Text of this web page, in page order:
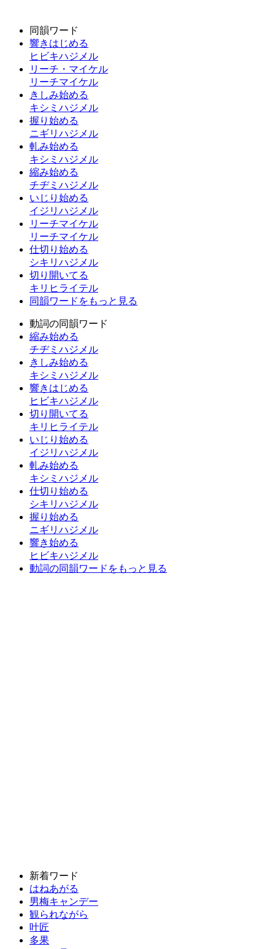
同韻ワード
響きはじめる
ヒビキハジメル
リーチ・マイケル
リーチマイケル
きしみ始める
キシミハジメル
握り始める
ニギリハジメル
軋み始める
キシミハジメル
縮み始める
チヂミハジメル
いじり始める
イジリハジメル
リーチマイケル
リーチマイケル
仕切り始める
シキリハジメル
切り開いてる
キリヒライテル
同韻ワードをもっと見る
動詞の同韻ワード
縮み始める
チヂミハジメル
きしみ始める
キシミハジメル
響きはじめる
ヒビキハジメル
切り開いてる
キリヒライテル
いじり始める
イジリハジメル
軋み始める
キシミハジメル
仕切り始める
シキリハジメル
握り始める
ニギリハジメル
響き始める
ヒビキハジメル
動詞の同韻ワードをもっと見る
新着ワード
はねあがる
男梅キャンデー
観られながら
叶匠
多果